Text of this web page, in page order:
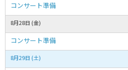
コンサート準備
8月28日 (金)
コンサート準備
8月29日 (土)